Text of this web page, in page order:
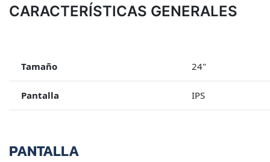
CARACTERÍSTICAS GENERALES
Tamaño 24"
Pantalla IPS
PANTALLA